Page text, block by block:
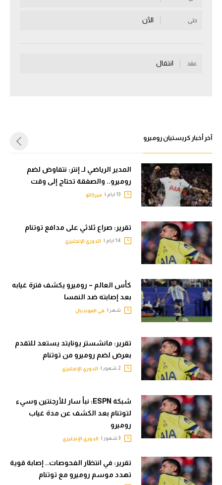
أمم إفريقيا
كرة السلة الأمريكية
كرة سلة
كرة يد
الوطن العربي
في المونديال
آسيا
أمريكا
أقسام خاصة
Gamers
ميركاتو
تحقيق في الجول
تقرير في الجول
تحليل في الجول
حكايات في الجول
حتى الآن
عقد انتقال
آخر أخبار كريستيان روميرو
المدير الرياضي لـ إنتر: نتفاوض لضم
روميرو.. والصفقة تحتاج إلى وقت
ميركاتو
تقرير: صراع ثلاثي على مدافع توتنام
الدوري الإنجليزي
كأس العالم – روميرو يكشف فترة غيابه
بعد إصابته ضد النمسا
شهر | في المونديال
تقرير: مانشستر يونايتد يستعد للتقدم
بعرض لضم روميرو من توتنام
الدوري الإنجليزي
شبكة ESPN: نبأ سار للأرجنتين وسيء
لتوتنام بعد الكشف عن مدة غياب
روميرو
الدوري الإنجليزي
تقرير: في انتظار الفحوصات.. إصابة قوية
تهدد موسم روميرو مع توتنام